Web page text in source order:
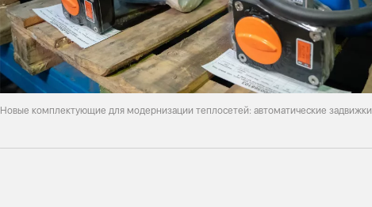
Новые комплектующие для модернизации теплосетей: автоматические задвижки